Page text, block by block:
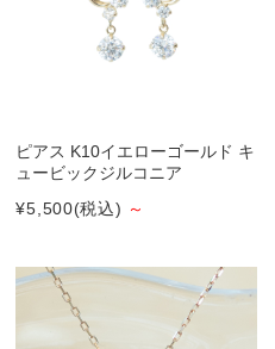
ピアス K10イエローゴールド キ
ュービックジルコニア
¥5,500(税込) ～